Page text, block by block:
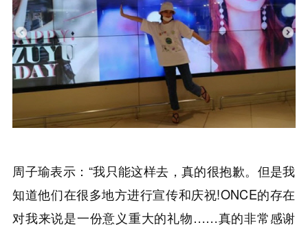
周子瑜表示：“我只能这样去，真的很抱歉。但是我
知道他们在很多地方进行宣传和庆祝!ONCE的存在
对我来说是一份意义重大的礼物……真的非常感谢